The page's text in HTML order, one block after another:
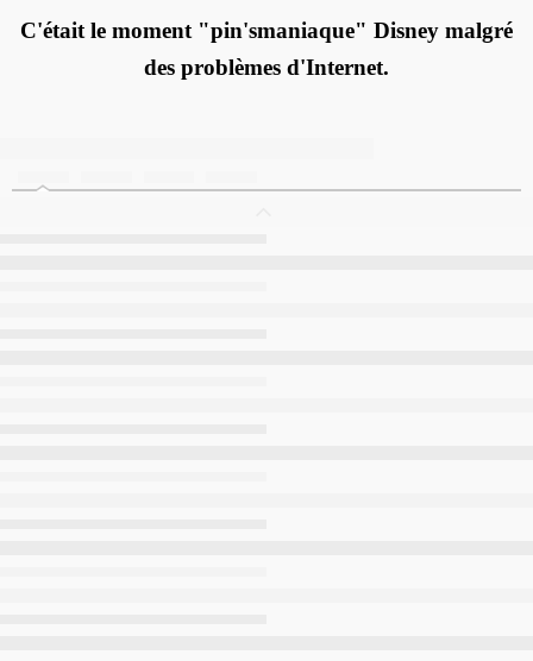
C'était le moment "pin'smaniaque" Disney malgré
des problèmes d'Internet.